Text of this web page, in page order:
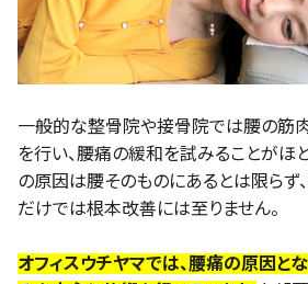
一般的な整骨院や接骨院では腰の筋
を行い、腰痛の緩和を試みることがほ
の原因は腰そのものにあるとは限らず
だけでは根本改善には至りません。
オフィスウチヤマでは、腰痛の原因と